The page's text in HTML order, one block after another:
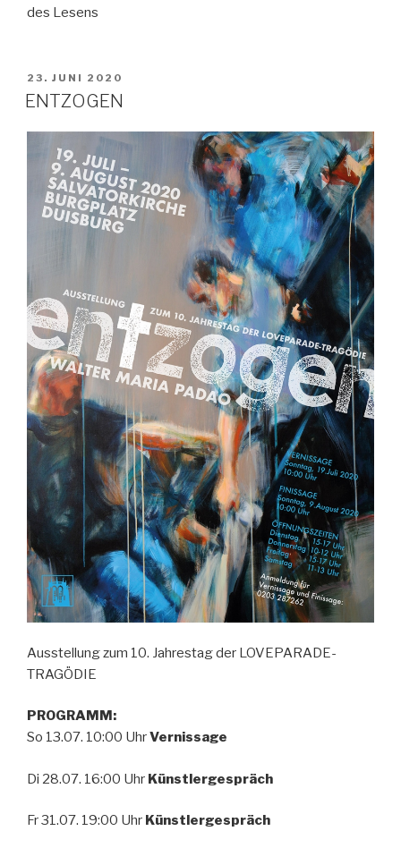
des Lesens
VERÖFFENTLICHT
AM
23. JUNI 2020
ENTZOGEN
Ausstellung zum 10. Jahrestag der LOVEPARADE-
TRAGÖDIE
PROGRAMM:
So 13.07. 10:00 UhrVernissage
Di 28.07. 16:00 Uhr Künstlergespräch
Fr 31.07. 19:00 Uhr Künstlergespräch